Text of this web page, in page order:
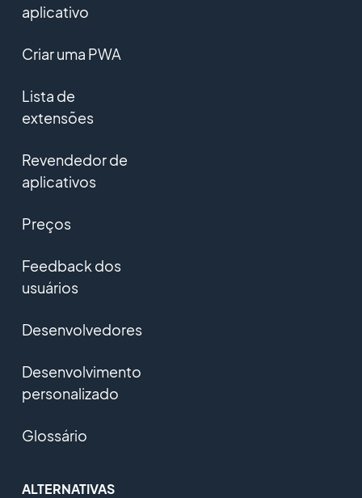
aplicativo
Criar uma PWA
Lista de
extensões
Revendedor de
aplicativos
Preços
Feedback dos
usuários
Desenvolvedores
Desenvolvimento
personalizado
Glossário
ALTERNATIVAS